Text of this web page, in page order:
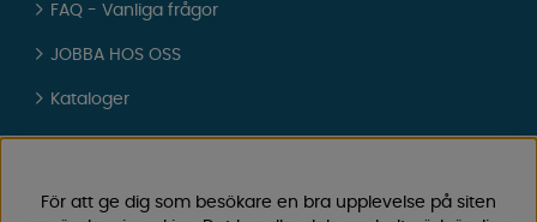
FAQ - Vanliga frågor
JOBBA HOS OSS
Kataloger
Köpvillkor
För att ge dig som besökare en bra upplevelse på siten